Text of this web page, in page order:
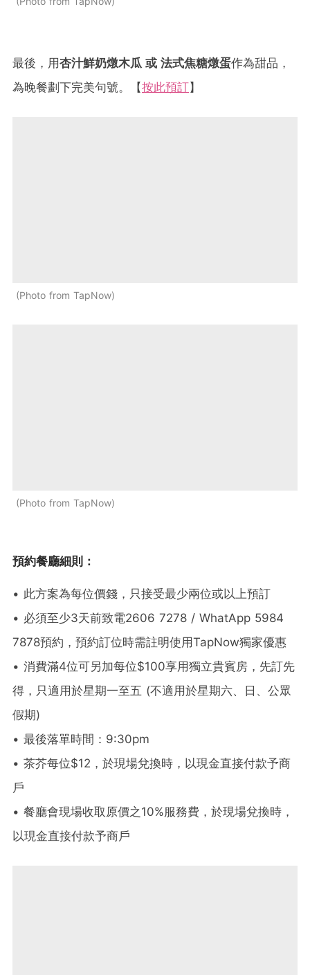
最後，用杏汁鮮奶燉木瓜 或 法式焦糖燉蛋作為甜品，
為晚餐劃下完美句號。【按此預訂】
Photo from TapNow
Photo from TapNow
預約餐廳細則：
• 此方案為每位價錢，只接受最少兩位或以上預訂
• 必須至少3天前致電2606 7278 / WhatApp 5984
7878預約，預約訂位時需註明使用TapNow獨家優惠
• 消費滿4位可另加每位$100享用獨立貴賓房，先訂先
得，只適用於星期一至五 (不適用於星期六、日、公眾
假期)
• 最後落單時間：9:30pm
• 茶芥每位$12，於現場兌換時，以現金直接付款予商
戶
• 餐廳會現場收取原價之10%服務費，於現場兌換時，
以現金直接付款予商戶